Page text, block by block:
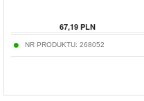
67,19 PLN
NR PRODUKTU: 268052